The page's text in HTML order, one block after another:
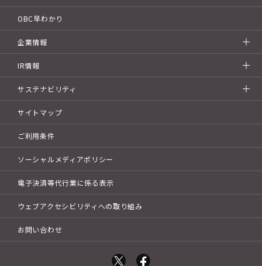
OBC早わかり
企業情報
IR情報
サステナビリティ
サイトマップ
ご利用条件
ソーシャルメディアポリシー
電子決済等代行業に係る表示
ウェブアクセシビリティへの取り組み
お問い合わせ